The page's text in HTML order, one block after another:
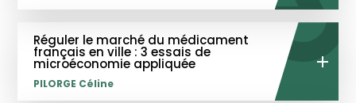
Réguler le marché du médicament
français en ville : 3 essais de
microéconomie appliquée
PILORGE Céline